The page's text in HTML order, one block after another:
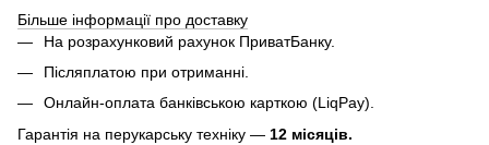
Більше інформації про доставку
На розрахунковий рахунок ПриватБанку.
Післяплатою при отриманні.
Онлайн-оплата банківською карткою (LiqPay).
Гарантія на перукарську техніку — 12 місяців.